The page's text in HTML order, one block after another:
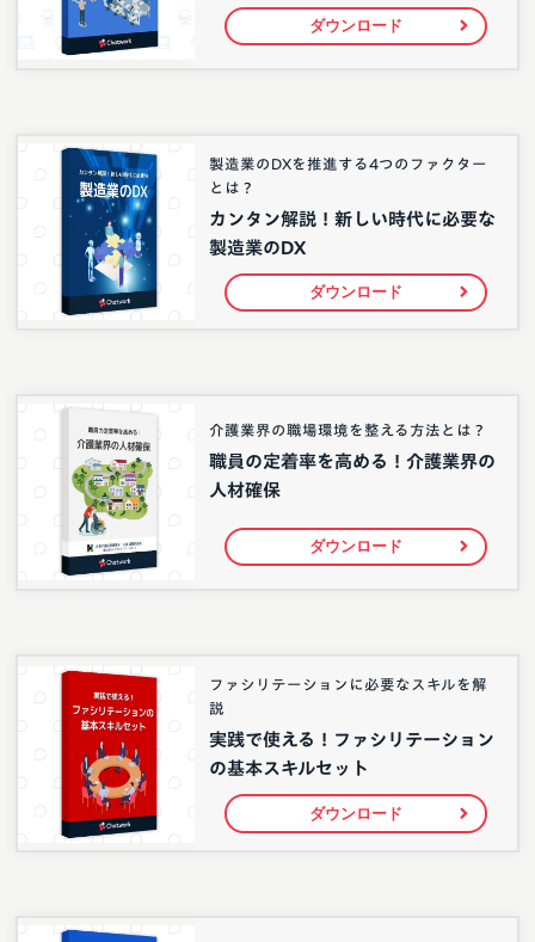
ダウンロード
製造業のDXを推進する4つのファクター
とは？
カンタン解説！新しい時代に必要な
製造業のDX
ダウンロード
介護業界の職場環境を整える方法とは？
職員の定着率を高める！介護業界の
人材確保
ダウンロード
ファシリテーションに必要なスキルを解
説
実践で使える！ファシリテーション
の基本スキルセット
ダウンロード